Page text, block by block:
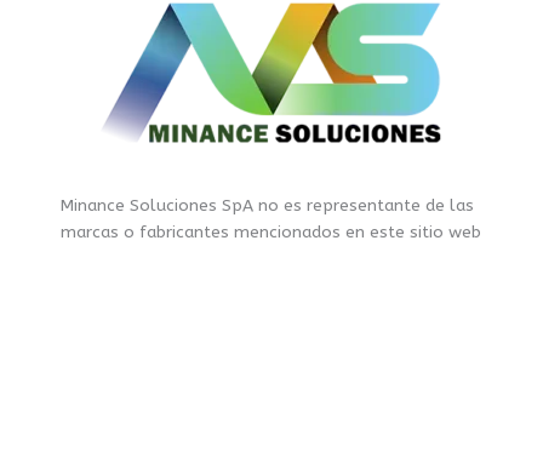
t
a
g
c
e
b
o
n
k
e
d
Minance Soluciones SpA no es representante de las
marcas o fabricantes mencionados en este sitio web